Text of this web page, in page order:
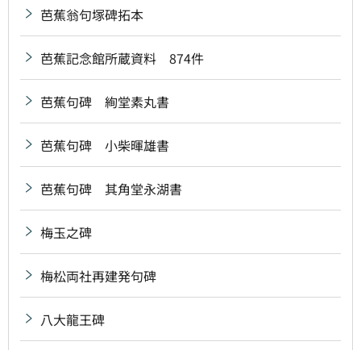
芭蕉翁句塚碑拓本
芭蕉記念館所蔵資料 874件
芭蕉句碑 絢堂素丸書
芭蕉句碑 小柴暉雄書
芭蕉句碑 其角堂永湖書
梅玉之碑
梅松両社再建発句碑
八大龍王碑